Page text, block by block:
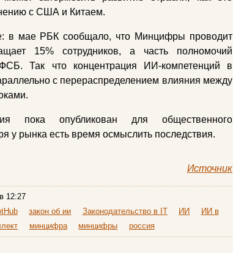
с США и Китаем.
в мае РБК сообщало, что Минцифры проводит
15% сотрудников, а часть полномочий
Так что концентрация ИИ-компетенций в
с перераспределением влияния между
пока опубликован для общественного
у рынка есть время осмыслить последствия.
Источник
в 12:27
закон об ии Законодательство в IT ИИ
ИИ в
минцифра минцифры россия